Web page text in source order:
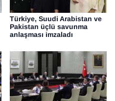
Türkiye, Suudi Arabistan ve
Pakistan üçlü savunma
anlaşması imzaladı